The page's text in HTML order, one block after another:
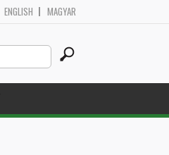
ENGLISH MAGYAR
Search
this
site